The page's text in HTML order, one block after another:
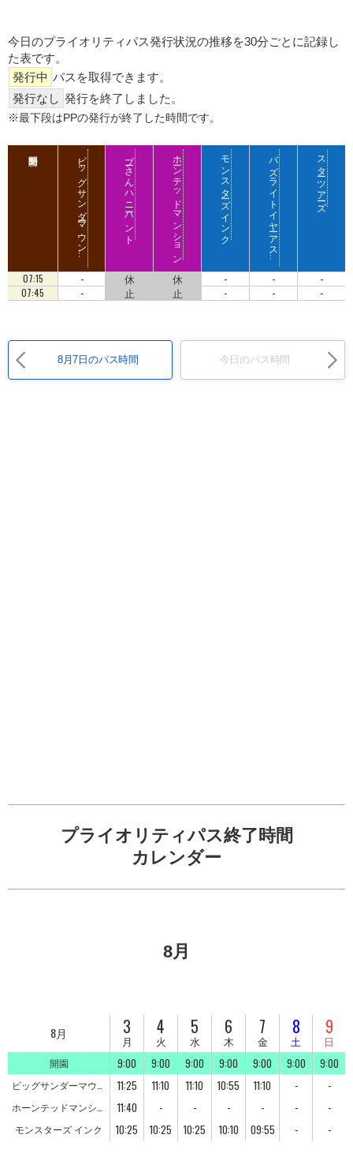
今日のプライオリティパス発行状況の推移を30分ごとに記録し
た表です。
発行中 パスを取得できます。
発行なし 発行を終了しました。
※最下段はPPの発行が終了した時間です。
ビ
ッ
グ
サ
ン
ダ
ーマ
ウ
ン
テ
ン
プーさん ハニーハント ホーンテッドマンション モンスターズ インク バ
ズ
ラ
イ
ト
イ
ヤ
ー
ア
ス
ト
ロ
ブ
ラ
ス
タ
ー
スター ツアーズ
07:15 - 休 休 - - -
07:45 - 止 止 - - -
8月7日のパス時間 今日のパス時間
プライオリティパス終了時間
カレンダー
8月
8月 3
月
4
火
5
水
6
木
7
金
8
土
9
日
開園 9:00 9:00 9:00 9:00 9:00 9:00 9:00
ビッグサンダーマウン 11:25 11:10 11:10 10:55 11:10 - -
ホーンテッドマンショ 11:40 - - - - - -
モンスターズ インク 10:25 10:25 10:25 10:10 09:55 - -